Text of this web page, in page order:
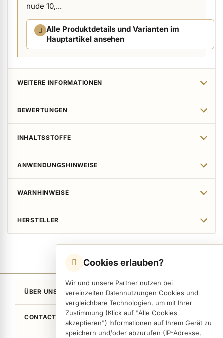
Cookies erlauben?
Wir und unsere Partner nutzen bei
vereinzelten Datennutzungen Cookies und
vergleichbare Technologien, um mit Ihrer
Zustimmung (Klick auf "Alle Cookies
akzeptieren") Informationen auf Ihrem Gerät zu
speichern und/oder abzurufen (IP-Adresse,
nude 10,...
Alle Produktdetails und Varianten im
Hauptartikel ansehen
WEITERE INFORMATIONEN
BEWERTUNGEN
INHALTSSTOFFE
ANWENDUNGSHINWEISE
WARNHINWEISE
HERSTELLER
ÜBER UNS
CONTACT